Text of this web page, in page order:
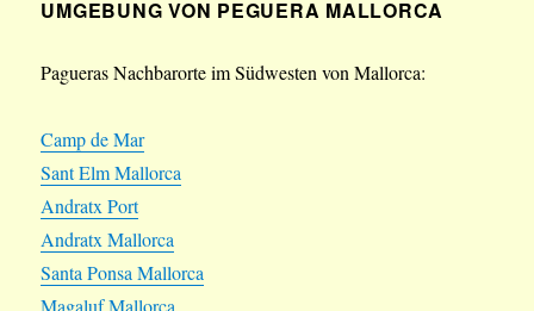
UMGEBUNG VON PEGUERA MALLORCA
Pagueras Nachbarorte im Südwesten von Mallorca:
Camp de Mar
Sant Elm Mallorca
Andratx Port
Andratx Mallorca
Santa Ponsa Mallorca
Magaluf Mallorca